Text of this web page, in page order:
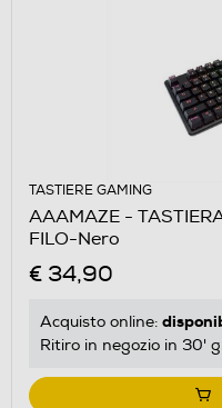
TASTIERE GAMING
AAAMAZE -
FILO-Nero
€ 34,90
Acquisto online:
Ritiro in negozio in 30'